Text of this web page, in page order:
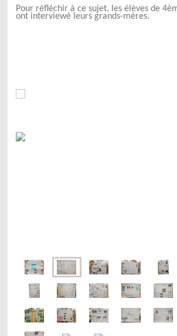
Pour réfléchir à ce sujet, les élèves de
ont interviewé leurs grands-mères.